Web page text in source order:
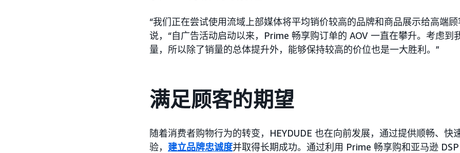
“我们正在尝试使用流域上部媒体将平均销价较高的品牌和商品展示给高端
说，“自广告活动启动以来，Prime 畅享购订单的 AOV 一直在攀升。考虑到
量，所以除了销量的总体提升外，能够保持较高的价位也是一大胜利。”
满足顾客的期望
随着消费者购物行为的转变，HEYDUDE 也在向前发展，通过提供顺畅、快
验， 建立品牌忠诚度并取得长期成功。通过利用 Prime 畅享购和亚马逊